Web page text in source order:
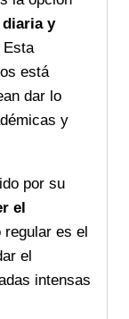
y
Esta
está
dar lo
y
por su
el
regular es el
el
intensas